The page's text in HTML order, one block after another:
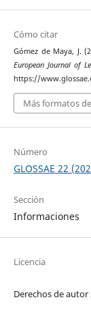
Cómo citar
Gómez de Maya, J.
European Journal of
https://
Más formatos
Número
GLOSSAE 22
Sección
Informaciones
Licencia
Derechos de autor